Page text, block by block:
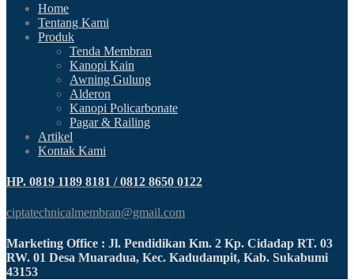
Home
Tentang Kami
Produk
Tenda Membran
Kanopi Kain
Awning Gulung
Alderon
Kanopi Policarbonate
Pagar & Railing
Artikel
Kontak Kami
HP. 0819 1189 8181 / 0812 8650 0122
ciptatechnicalmembran@gmail.com
Marketing Office : Jl. Pendidikan Km. 2 Kp. Cidadap RT. 03
RW. 01 Desa Muaradua, Kec. Kadudampit, Kab. Sukabumi
43153